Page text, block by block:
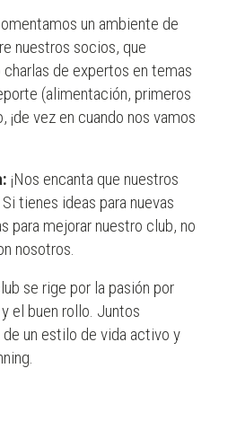
un ambiente de
nuestros socios, que
de expertos en temas
(alimentación, primeros
vez en cuando nos vamos
¡Nos encanta que nuestros
tienes ideas para nuevas
para mejorar nuestro club, no
nosotros.
se rige por la pasión por
el buen rollo. Juntos
un estilo de vida activo y